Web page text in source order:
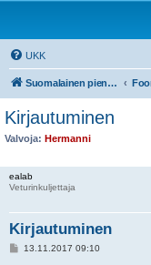
UKK
Suomalainen pienoisrautatiefoorumi
Kirjautuminen
Valvoja: Hermanni
ealab
Veturinkuljettaja
Kirjautuminen
V13.11.2017 09:10